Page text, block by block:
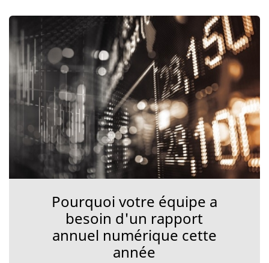
Pourquoi votre équipe a
besoin d'un rapport
annuel numérique cette
année